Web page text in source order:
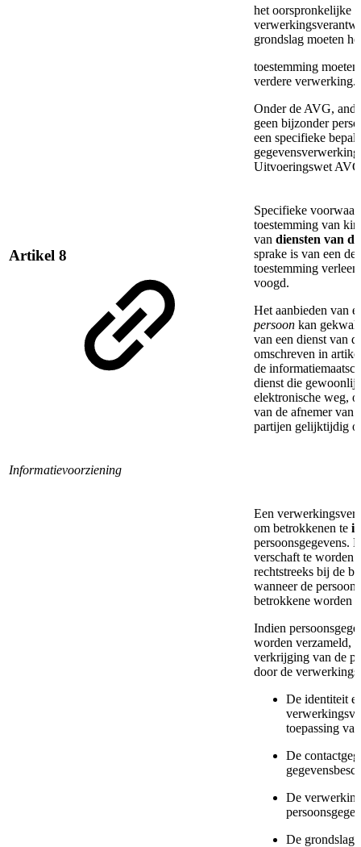
het oorspronkelijke
grondslag moeten
toestemming
verdere verwerking.
Onder de AVG,
geen bijzonder
een specifieke
Uitvoeringswet
Artikel 8
Specifieke
toestemming van
van diensten van
sprake is van een
toestemming
voogd.
Het aanbieden van
persoon kan
van een dienst van
omschreven in
de
dienst die
elektronische weg,
van de afnemer van
partijen gelijktijdig
Informatievoorziening
Een
om betrokkenen te
persoonsgegevens.
verschaft te worden
rechtstreeks bij de
wanneer de
betrokkene worden
Indien
worden verzameld,
verkrijging van de
door de
De identiteit
toepassing
De
De
De grondslag